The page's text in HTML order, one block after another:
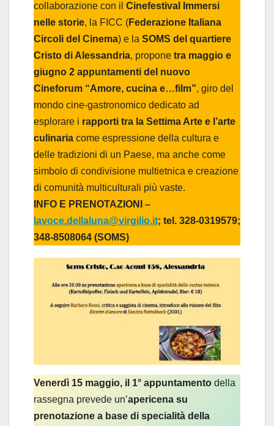
collaborazione con il Cinefestival Immersi
nelle storie, la FICC (Federazione Italiana
Circoli del Cinema) e la SOMS del quartiere
Cristo di Alessandria, propone tra maggio e
giugno 2 appuntamenti del nuovo
Cineforum “Amore, cucina e…film”, giro del
mondo cine-gastronomico dedicato ad
esplorare i rapporti tra la Settima Arte e l’arte
culinaria come espressione della cultura e
delle tradizioni di un Paese, ma anche come
simbolo di condivisione multietnica e creazione
di comunità multiculturali più vaste.
INFO E PRENOTAZIONI –
lavoce.dellaluna@virgilio.it; tel. 328-0319579;
348-8508064 (SOMS)
Venerdì 15 maggio, il 1° appuntamento della
rassegna prevede un’apericena su
prenotazione a base di specialità della